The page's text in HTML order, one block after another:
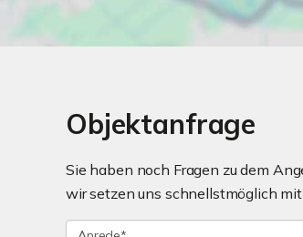
Objektanfrage
Sie haben noch Fragen zu dem
wir setzen uns schnellstmöglich